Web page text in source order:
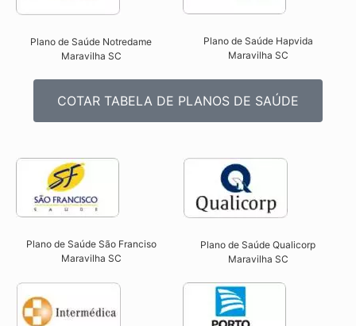
Plano de Saúde Notredame
Maravilha SC​
Plano de Saúde Hapvida
Maravilha SC​
COTAR TABELA DE PLANOS DE SAÚDE
Plano de Saúde São Franciso
Maravilha SC​
Plano de Saúde Qualicorp
Maravilha SC​